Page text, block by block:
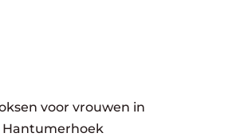
voor vrouwen in
Hantumerhoek